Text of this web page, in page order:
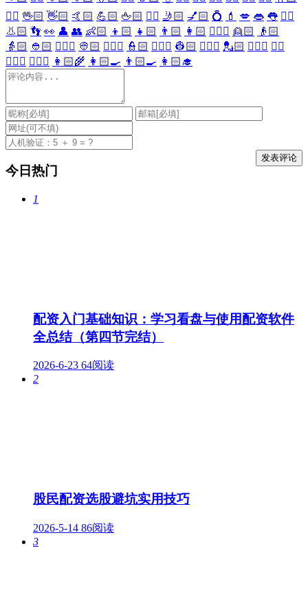
🖐🏻 🖖🏻 👋🏻 🤙🏻 💪🏻 🖕🏻 ✍🏻 🤳🏻 💅🏻 💍 💄 💋 👄 👅 👂🏻
👃🏻 👣 👀 👤 👥 👶🏻 👦🏻 👧🏻 👨🏻 👩🏻 👱🏻‍♀️ 👱🏻
👴🏻
👵🏻 👲🏻 👳🏻‍♀️ 👳🏻 👮🏻‍♀️ 👮🏻 👷🏻‍♀️ 👷🏻 💂🏻‍♀️ 💂🏻 🕵🏻‍♀️ 🕵🏻
👩🏻‍⚕️ 👨🏻‍⚕️ 👩🏻‍🌾 👩🏻‍🍳 👨🏻‍🍳 👩🏻‍🎓
今日热门
1
配资入门基础知识：学习看盘与使用配资软件
全总结（第四节完结）
2026-6-23 64阅读
2
股民配资选股避坑实用技巧
2026-5-14 86阅读
3